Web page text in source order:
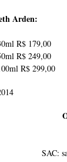
Arden:
R$ 179,00
R$ 249,00
R$ 299,00
SAC: